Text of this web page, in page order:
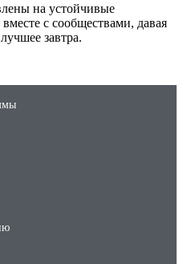
на устойчивые
с сообществами, давая
завтра.